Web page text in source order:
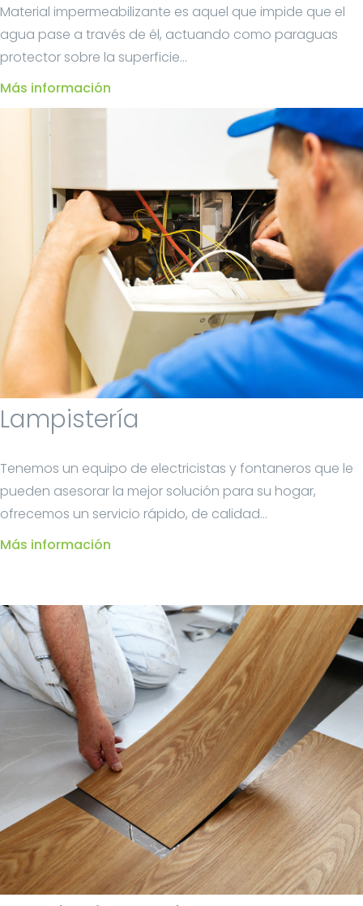
Material impermeabilizante es aquel que impide que el
agua pase a través de él, actuando como paraguas
protector sobre la superficie...
Más información
Lampistería
Tenemos un equipo de electricistas y fontaneros que le
pueden asesorar la mejor solución para su hogar,
ofrecemos un servicio rápido, de calidad...
Más información